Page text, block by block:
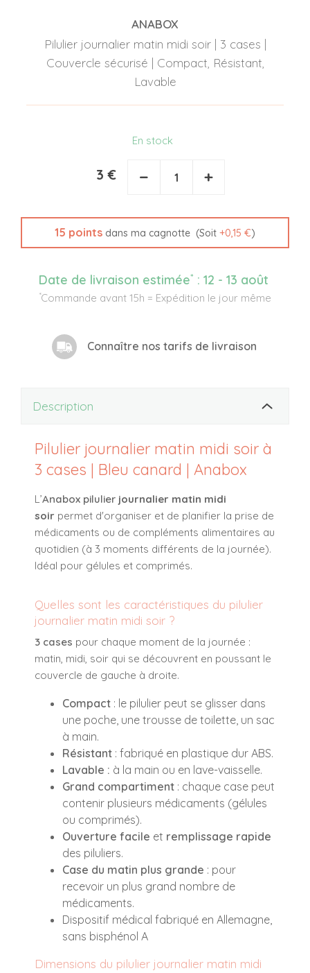
ANABOX
Pilulier journalier matin midi soir | 3 cases |
Couvercle sécurisé | Compact, Résistant,
Lavable
En stock
3 € − +
15 points dans ma cagnotte (Soit +0,15 €)
Date de livraison estimée* : 12 - 13 août
*Commande avant 15h = Expédition le jour même
Connaître nos tarifs de livraison
Description
Pilulier journalier matin midi soir à
3 cases | Bleu canard | Anabox
L’Anabox pilulier journalier matin midi
soir permet d'organiser et de planifier la prise de
médicaments ou de compléments alimentaires au
quotidien (à 3 moments différents de la journée).
Idéal pour gélules et comprimés.
Quelles sont les caractéristiques du pilulier
journalier matin midi soir ?
3 cases pour chaque moment de la journée :
matin, midi, soir qui se découvrent en poussant le
couvercle de gauche à droite.
Compact : le pilulier peut se glisser dans
une poche, une trousse de toilette, un sac
à main.
Résistant : fabriqué en plastique dur ABS.
Lavable : à la main ou en lave-vaisselle.
Grand compartiment : chaque case peut
contenir plusieurs médicaments (gélules
ou comprimés).
Ouverture facile et remplissage rapide
des piluliers.
Case du matin plus grande : pour
recevoir un plus grand nombre de
médicaments.
Dispositif médical fabriqué en Allemagne,
sans bisphénol A
Dimensions du pilulier journalier matin midi